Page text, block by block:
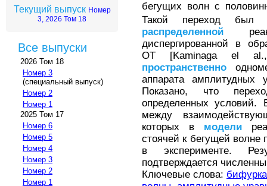
Текущий выпуск Номер
3, 2026 Том 18
Все выпуски
2026 Том 18
Номер 3
(специальный выпуск)
Номер 2
Номер 1
2025 Том 17
Номер 6
Номер 5
Номер 4
Номер 3
Номер 2
Номер 1
бегущих волн с
Такой переход
распределенной
диспергированной в
OT [Kaminaga el
пространственно
аппарата амплитудных
Показано, что
определенных
между
которых в модели
стоячей к бегущей
в эксперименте.
подтверждается
Ключевые слова: